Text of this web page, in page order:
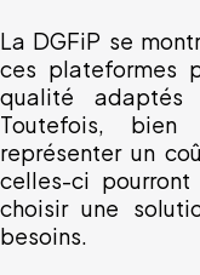
La DGFiP se
ces plateformes
qualité adaptés
Toutefois,
représenter un
celles-ci
choisir une
besoins.